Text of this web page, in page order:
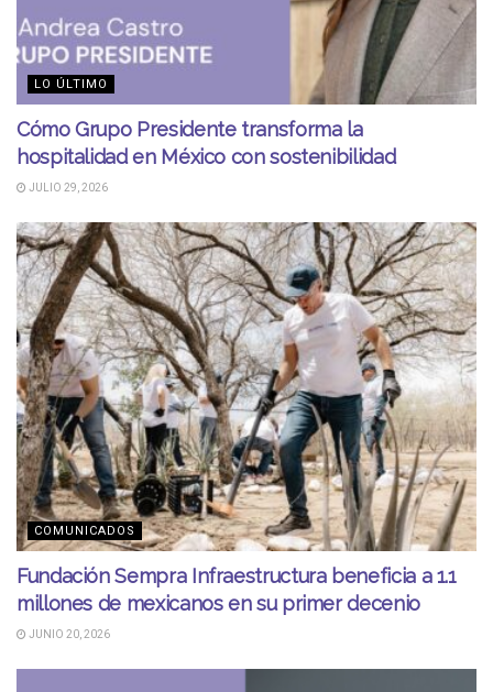
LO ÚLTIMO
Cómo Grupo Presidente transforma la
hospitalidad en México con sostenibilidad
JULIO 29, 2026
COMUNICADOS
Fundación Sempra Infraestructura beneficia a 1.1
millones de mexicanos en su primer decenio
JUNIO 20, 2026